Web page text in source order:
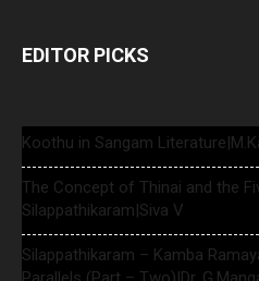
EDITOR PICKS
Koothu in Sangam
The Concept of Thinai and the
Silappathikaram|Siva V
Silappathikaram – Kamba